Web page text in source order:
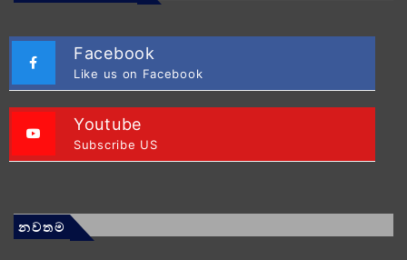
Facebook
Like us on Facebook
Youtube
Subscribe US
නවතම